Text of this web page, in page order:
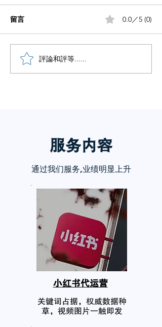
小红书五个痛点谁懂啊
留言 0.0／5 (0)
評論和評等......
服务内容
通过我们服务,业绩明显上升
小红书代运营
关键词占据，权威数据种
草，视频图片一触即发